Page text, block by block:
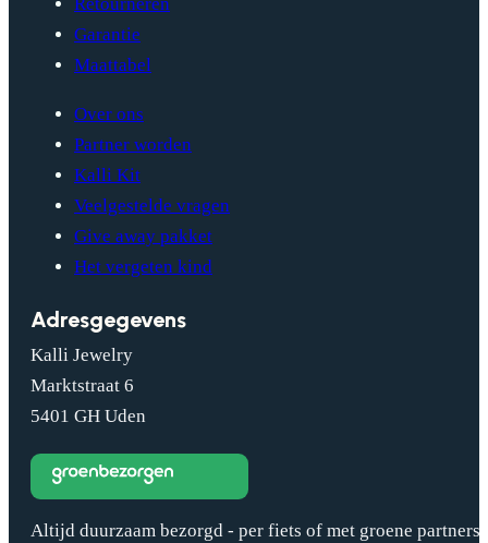
Retourneren
Garantie
Maattabel
Over ons
Partner worden
Kalli Kit
Veelgestelde vragen
Give away pakket
Het vergeten kind
Adresgegevens
Kalli Jewelry
Marktstraat 6
5401 GH Uden
Altijd duurzaam bezorgd - per fiets of met groene partners